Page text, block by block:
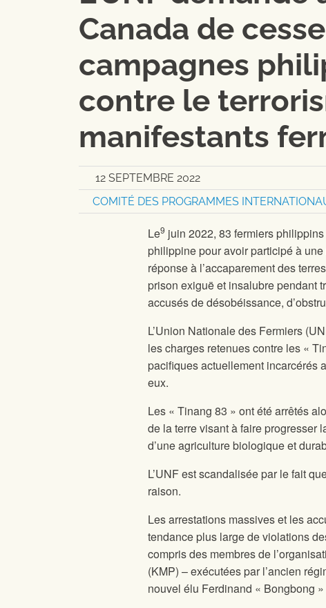
Canada de
campagnes
contre le
manifestants
12 SEPTEMBRE 2022
COMITÉ DES PROGRAMMES
Le9 juin 2022, 83 fermiers
philippine pour avoir participé à
réponse à l’accaparement des
prison exiguë et insalubre pendant
accusés de désobéissance,
L’Union Nationale des Fermiers
les charges retenues contre les «
pacifiques actuellement incarcérés
eux.
Les « Tinang 83 » ont été arrêtés
de la terre visant à faire progresser
d’une agriculture biologique et
L’UNF est scandalisée par le fait
raison.
Les arrestations massives et les
tendance plus large de violations
compris des membres de
(KMP) – exécutées par l’ancien
nouvel élu Ferdinand « Bongbong